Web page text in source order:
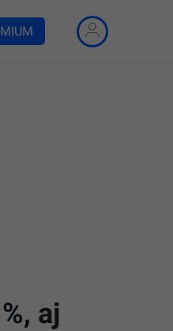
aj